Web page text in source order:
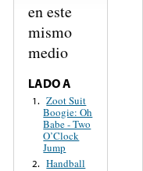
en este
mismo
medio
LADO A
1. Zoot Suit
Boogie: Oh
Babe - Two
O’Clock
Jump
2. Handball